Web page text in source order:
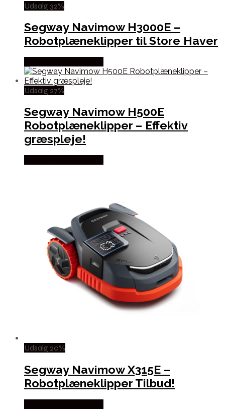
Udsalg 32%
Segway Navimow H3000E –
Robotplæneklipper til Store Haver
Udsalg 27%
Segway Navimow H500E
Robotplæneklipper – Effektiv
græspleje!
Udsalg 20%
Segway Navimow X315E –
Robotplæneklipper Tilbud!